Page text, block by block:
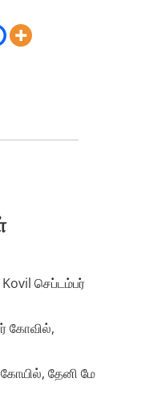
செப்டம்பர்
கோவில்,
தேனி மே